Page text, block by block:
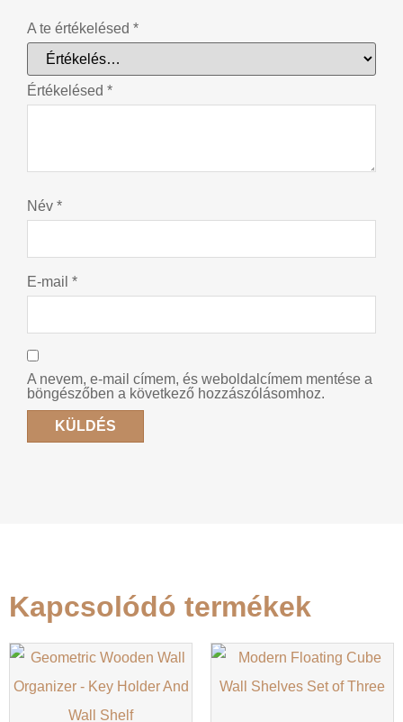
A te értékelésed *
Értékelésed *
Név *
E-mail *
A nevem, e-mail címem, és weboldalcímem mentése a
böngészőben a következő hozzászólásomhoz.
Kapcsolódó termékek